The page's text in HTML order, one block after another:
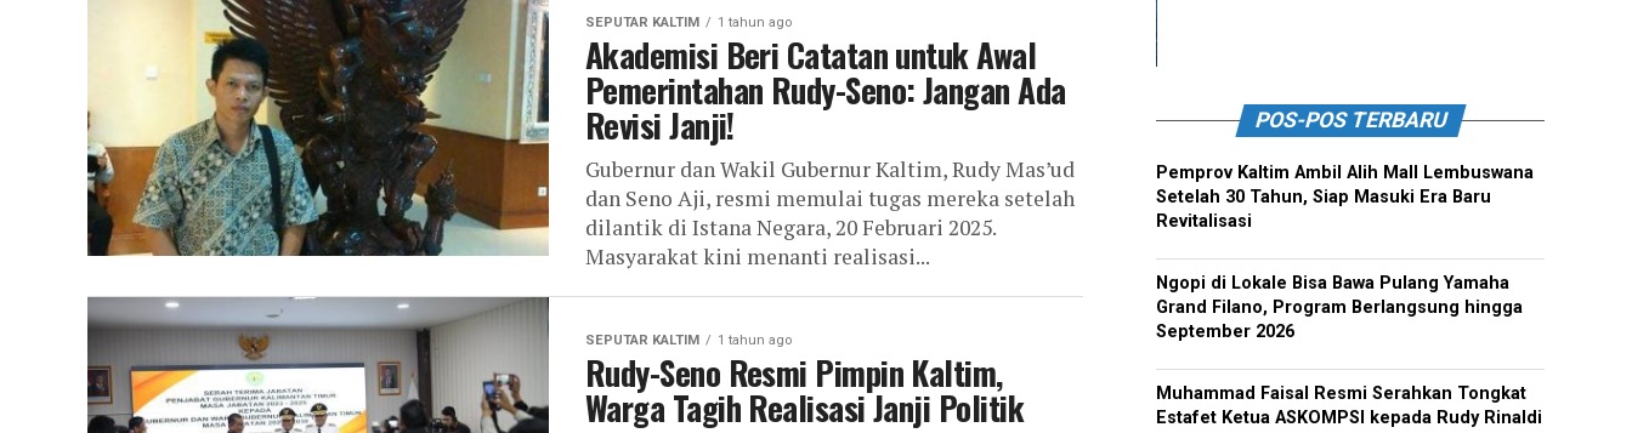
SEPUTAR KALTIM 1 tahun ago
Akademisi Beri Catatan untuk Awal
Pemerintahan Rudy-Seno: Jangan Ada
Revisi Janji!
Gubernur dan Wakil Gubernur Kaltim, Rudy Mas’ud
dan Seno Aji, resmi memulai tugas mereka setelah
dilantik di Istana Negara, 20 Februari 2025.
Masyarakat kini menanti realisasi...
SEPUTAR KALTIM 1 tahun ago
Rudy-Seno Resmi Pimpin Kaltim,
Warga Tagih Realisasi Janji Politik
POS-POS TERBARU
Pemprov Kaltim Ambil Alih Mall Lembuswana
Setelah 30 Tahun, Siap Masuki Era Baru
Revitalisasi
Ngopi di Lokale Bisa Bawa Pulang Yamaha
Grand Filano, Program Berlangsung hingga
September 2026
Muhammad Faisal Resmi Serahkan Tongkat
Estafet Ketua ASKOMPSI kepada Rudy Rinaldi